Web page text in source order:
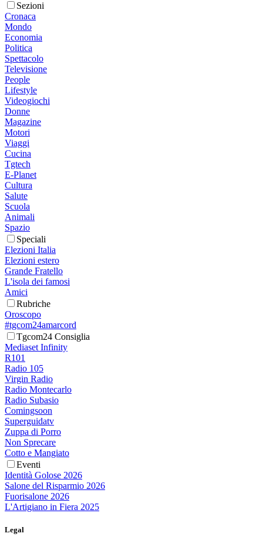
Sezioni
Cronaca
Mondo
Economia
Politica
Spettacolo
Televisione
People
Lifestyle
Videogiochi
Donne
Magazine
Motori
Viaggi
Cucina
Tgtech
E-Planet
Cultura
Salute
Scuola
Animali
Spazio
Speciali
Elezioni Italia
Elezioni estero
Grande Fratello
L'isola dei famosi
Amici
Rubriche
Oroscopo
#tgcom24amarcord
Tgcom24 Consiglia
Mediaset Infinity
R101
Radio 105
Virgin Radio
Radio Montecarlo
Radio Subasio
Comingsoon
Superguidatv
Zuppa di Porro
Non Sprecare
Cotto e Mangiato
Eventi
Identità Golose 2026
Salone del Risparmio 2026
Fuorisalone 2026
L'Artigiano in Fiera 2025
Legal